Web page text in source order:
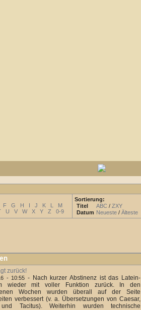
F G H I J K L
M
U V W X Y Z 0-9
Sortierung:
Titel
ABC / ZXY
Datum Neueste / Älteste
zurück!
- 10:55 - Nach kurzer Abstinenz ist das Latein-
wieder mit voller Funktion zurück. In den
Wochen wurden überall auf der Seite
verbessert (v. a. Übersetzungen von Caesar,
Tacitus). Weiterhin wurden technische